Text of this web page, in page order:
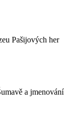
Pašijových her
a jmenování